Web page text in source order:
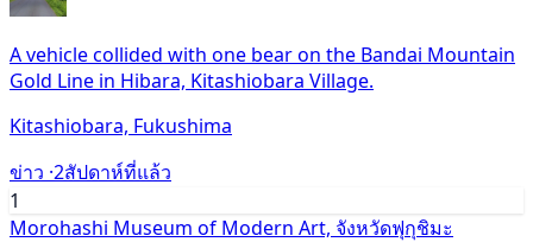
A vehicle collided with one bear on the Bandai Mountain
Gold Line in Hibara, Kitashiobara Village.
Kitashiobara, Fukushima
ข่าว ·2สัปดาห์ที่แล้ว
1
Morohashi Museum of Modern Art, จังหวัดฟุกุชิมะ